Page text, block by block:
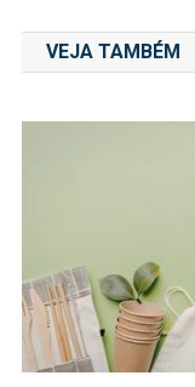
de
Post
VEJA TAMBÉM